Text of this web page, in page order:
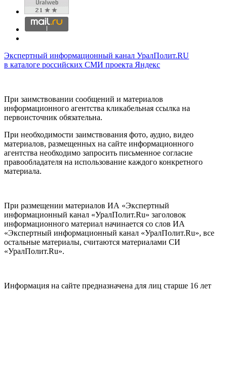
Экспертный информационный канал УралПолит.RU
в каталоге российских СМИ проекта Яндекс
При заимствовании сообщений и материалов
информационного агентства кликабельная ссылка на
первоисточник обязательна.
При необходимости заимствования фото, аудио, видео
материалов, размещенных на сайте информационного
агентства необходимо запросить письменное согласие
правообладателя на использование каждого конкретного
материала.
При размещении материалов ИА «Экспертный
информационный канал «УралПолит.Ru» заголовок
информационного материал начинается со слов ИА
«Экспертный информационный канал «УралПолит.Ru», все
остальные материалы, считаются материалами СИ
«УралПолит.Ru».
Информация на сайте предназначена для лиц старше 16 лет